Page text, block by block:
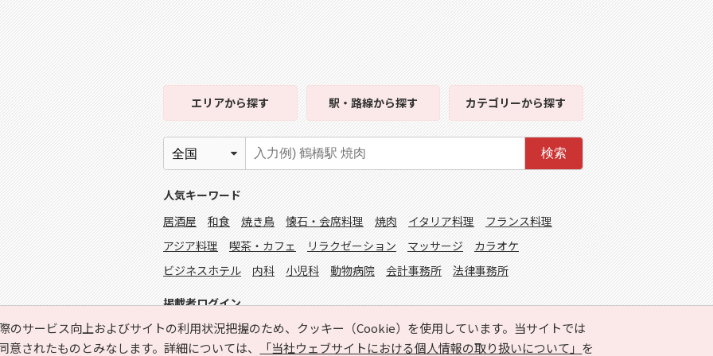
のサービス向上およびサイトの利用状況把握のため、クッキー（Cookie）を使用しています。当サイトでは
されたものとみなします。詳細については、
「当社ウェブサイトにおける個人情報の取り扱いについて」 を
エリアから探す 駅・路線から探す カテゴリーから探す
検索
人気キーワード
居酒屋
和食 焼き鳥 懐石・会席料理 焼肉 イタリア料理
フランス料理
アジア料理
喫茶・カフェ リラクゼーション マッサージ
カラオケ
ビジネスホテル
内科 小児科 動物病院 会計事務所 法律事務所
掲載者ログイン